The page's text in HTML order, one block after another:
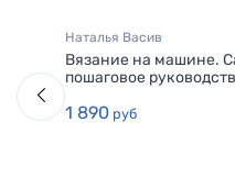
Наталья Васив
Вязание на машине.
пошаговое
1 890 руб